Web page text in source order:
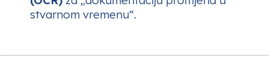
stvarnom vremenu“.